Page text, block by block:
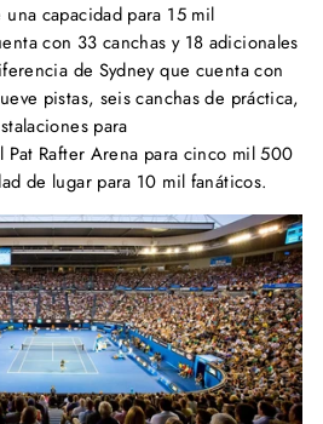
capacidad para 15 mil
con 33 canchas y 18 adicionales
de Sydney que cuenta con
pistas, seis canchas de práctica,
para
Rafter Arena para cinco mil 500
de lugar para 10 mil fanáticos.